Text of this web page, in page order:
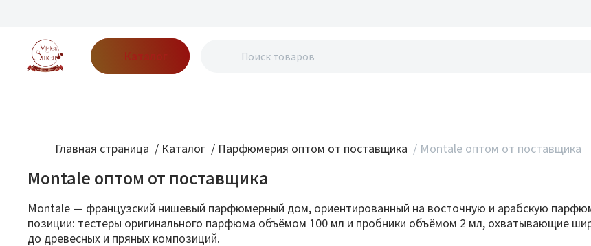
Каталог
Главная страница / Каталог / Парфюмерия оптом от поставщика / Montale оптом от поставщика
Montale оптом от поставщика
Montale — французский нишевый парфюмерный дом, ориентированный на восточную и арабскую
позиции: тестеры оригинального парфюма объёмом 100 мл и пробники объёмом 2 мл, охватывающие
до древесных и пряных композиций.